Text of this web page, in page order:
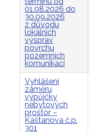
01.08.2026 do
30.09.2026
z důvodu
lokálních
výsprav
povrchu
pozemních
komunikací
Vyhlášení
záměru
výpůjčky
nebytových
prostor –
Kaštanova č.p.
301